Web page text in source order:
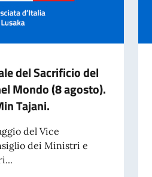
del Sacrificio del
Mondo (8 agosto).
Tajani.
del Vice
dei Ministri e